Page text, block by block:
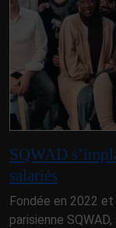
SQWAD
salariés
Fondée en 2022
parisienne